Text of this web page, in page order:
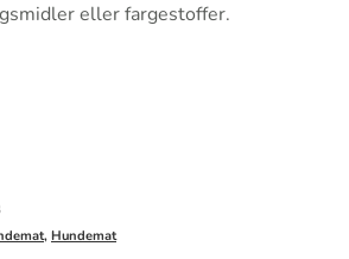
eller fargestoffer.
, Hundemat